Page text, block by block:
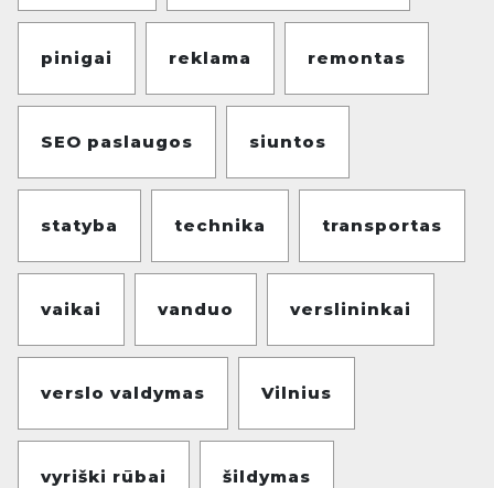
pinigai reklama remontas
SEO paslaugos siuntos
statyba technika transportas
vaikai vanduo verslininkai
verslo valdymas Vilnius
vyriški rūbai šildymas